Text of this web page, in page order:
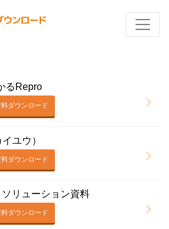
るRepro
ダウンロード
ユウ）
ダウンロード
リューション資料
ダウンロード